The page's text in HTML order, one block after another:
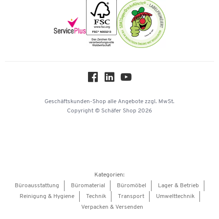
Geschäftskunden-Shop alle Angebote zzgl. MwSt.
Copyright © Schäfer Shop 2026
Kategorien:
Büroausstattung
Büromaterial Büromöbel
Lager & Betrieb
Reinigung & Hygiene
Technik Transport
Umwelttechnik
Verpacken & Versenden